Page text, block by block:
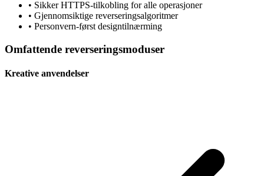
• Sikker HTTPS-tilkobling for alle operasjoner
• Gjennomsiktige reverseringsalgoritmer
• Personvern-først designtilnærming
Omfattende reverseringsmoduser
Kreative anvendelser